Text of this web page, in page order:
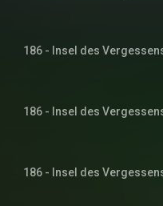
186 - Insel des
186 - Insel des
186 - Insel des